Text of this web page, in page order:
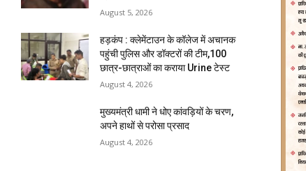
August 5, 2026
हड़कंप : क्लेमेंटाउन के कॉलेज में अचानक
पहुंची पुलिस और डॉक्टरों की टीम,100
छात्र-छात्राओं का कराया Urine टेस्ट
August 4, 2026
मुख्यमंत्री धामी ने धोए कांवड़ियों के चरण,
अपने हाथों से परोसा प्रसाद
August 4, 2026